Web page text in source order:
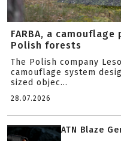
FARBA, a
Polish forests
The Polish company
camouflage system
sized objec...
28.07.2026
ATN Blaze